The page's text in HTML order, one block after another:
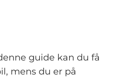
guide kan du få
mens du er på